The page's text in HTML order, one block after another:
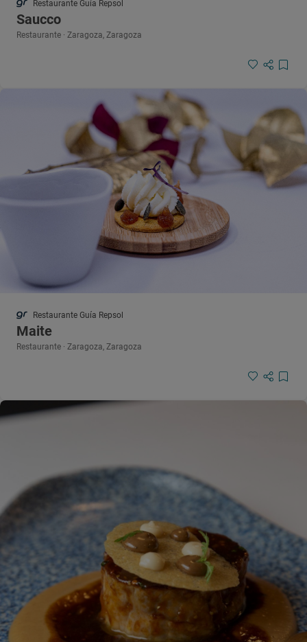
Restaurante Guía Repsol
Saucco
Restaurante · Zaragoza, Zaragoza
Restaurante Guía Repsol
Maite
Restaurante · Zaragoza, Zaragoza